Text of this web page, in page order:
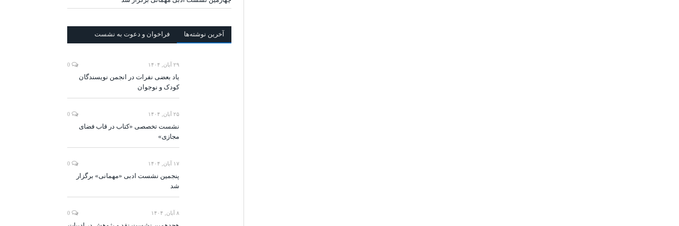
آخرين‌ نوشته‌ها فراخوان و دعوت به نشست
۲۹ آبان, ۱۴۰۴
یاد بعضی نفرات در انجمن نویسندگان
کودک و نوجوان
۲۵ آبان, ۱۴۰۴
نشست تخصصی «کتاب در قاب فضای
مجازی»
۱۷ آبان, ۱۴۰۴
پنجمین نشست ادبی «مهمانی» برگزار
شد
۸ آبان, ۱۴۰۴